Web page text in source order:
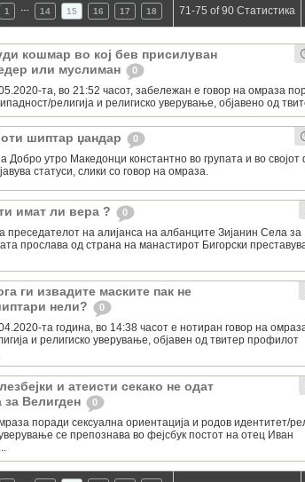
1 14 15 16 17 18 71-75 of 90 Статистика
кошмар во кој бев присилуван
или муслиман
0
та, во 21:52 часот, забележан е говор на омраза
религија и религиско уверување, објавено од
шиптар џандар 0
Добро утро Македонци константно во групата и во својот
статуси, слики со говор на омраза.
имат ли вера ? 0
преседателот на алијанса на албанците Зијанин Села за
прослава од страна на манастирот Бигорски
ги извадите маските пак не
нели?
0
та година, во 14:38 часот е нотиран говор на
и религиско уверување, објавен од твитер профилот
и атеисти секако не одат
за Велигден
0
поради сексуална ориентација и родов идентитет/
се препознава во фејсбук постот на отец Иван